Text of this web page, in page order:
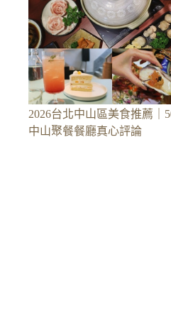
2026台北中山區美食推薦｜
中山聚餐餐廳真心評論